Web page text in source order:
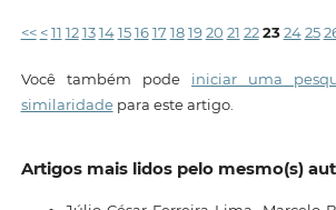
<< < 11 12 13 14 15 16 17 18 19 20 21 22 23 24 25
Você também pode iniciar uma
similaridadepara este artigo.
Artigos mais lidos pelo mesmo(s)